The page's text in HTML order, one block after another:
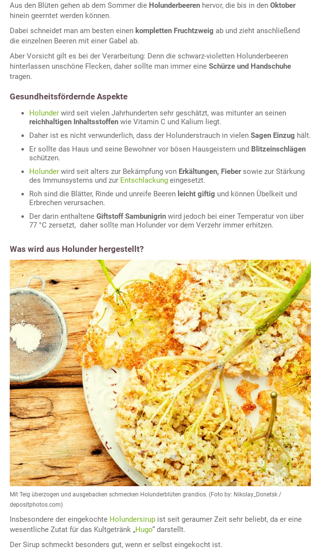
Aus den Blüten gehen ab dem Sommer die Holunderbeeren hervor, die bis in den Oktober
hinein geerntet werden können.
Dabei schneidet man am besten einen kompletten Fruchtzweig ab und zieht anschließend
die einzelnen Beeren mit einer Gabel ab.
Aber Vorsicht gilt es bei der Verarbeitung: Denn die schwarz-violetten Holunderbeeren
hinterlassen unschöne Flecken, daher sollte man immer eine Schürze und Handschuhe
tragen.
Gesundheitsfördernde Aspekte
Holunder wird seit vielen Jahrhunderten sehr geschätzt, was mitunter an seinen
reichhaltigen Inhaltsstoffen wie Vitamin C und Kalium liegt.
Daher ist es nicht verwunderlich, dass der Holunderstrauch in vielen Sagen Einzug hält.
Er sollte das Haus und seine Bewohner vor bösen Hausgeistern und Blitzeinschlägen
schützen.
Holunder wird seit alters zur Bekämpfung von Erkältungen, Fiebersowie zur Stärkung
des Immunsystems und zur Entschlackung eingesetzt.
Roh sind die Blätter, Rinde und unreife Beeren leicht giftig und können Übelkeit und
Erbrechen verursachen.
Der darin enthaltene Giftstoff Sambunigrin wird jedoch bei einer Temperatur von über
77 °C zersetzt, daher sollte man Holunder vor dem Verzehr immer erhitzen.
Was wird aus Holunder hergestellt?
Mit Teig überzogen und ausgebacken schmecken Holunderblüten grandios. (Foto by: Nikolay_Donetsk /
depositphotos.com)
Insbesondere der eingekochte Holundersirup ist seit geraumer Zeit sehr beliebt, da er eine
wesentliche Zutat für das Kultgetränk „Hugo“ darstellt.
Der Sirup schmeckt besonders gut, wenn er selbst eingekocht ist.